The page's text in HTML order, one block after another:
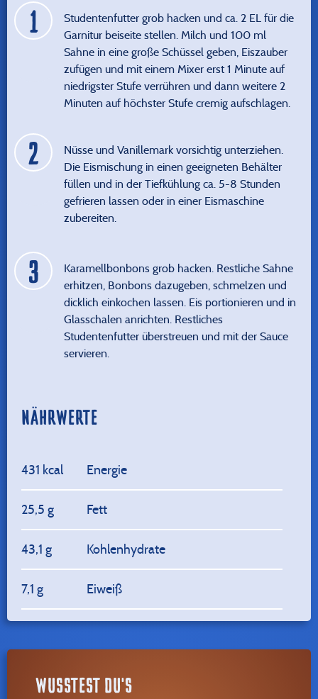
Studentenfutter grob hacken und ca. 2 EL für die
Garnitur beiseite stellen. Milch und 100 ml
Sahne in eine große Schüssel geben, Eiszauber
zufügen und mit einem Mixer erst 1 Minute auf
niedrigster Stufe verrühren und dann weitere 2
Minuten auf höchster Stufe cremig aufschlagen.
Nüsse und Vanillemark vorsichtig unterziehen.
Die Eismischung in einen geeigneten Behälter
füllen und in der Tiefkühlung ca. 5-8 Stunden
gefrieren lassen oder in einer Eismaschine
zubereiten.
Karamellbonbons grob hacken. Restliche Sahne
erhitzen, Bonbons dazugeben, schmelzen und
dicklich einkochen lassen. Eis portionieren und in
Glasschalen anrichten. Restliches
Studentenfutter überstreuen und mit der Sauce
servieren.
NÄHRWERTE
431 kcal Energie
25,5 g Fett
43,1 g Kohlenhydrate
7,1 g Eiweiß
WUSSTEST DU'S